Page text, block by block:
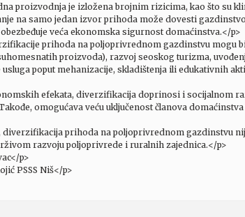
proizvodnja je izložena brojnim rizicima, kao što su
na samo jedan izvor prihoda može dovesti
veća ekonomska sigurnost domaćinstva.</p>
prihoda na poljoprivrednom gazdinstvu
proizvoda), razvoj seoskog turizma,
poput mehanizacije, skladištenja ili edukativnih
efekata, diverzifikacija doprinosi i socijalnom
omogućava veću uključenost članova
diverzifikacija prihoda na poljoprivrednom gazdinstvu
razvoju poljoprivrede i ruralnih zajednica.</p>
p>
PSSS Niš</p>